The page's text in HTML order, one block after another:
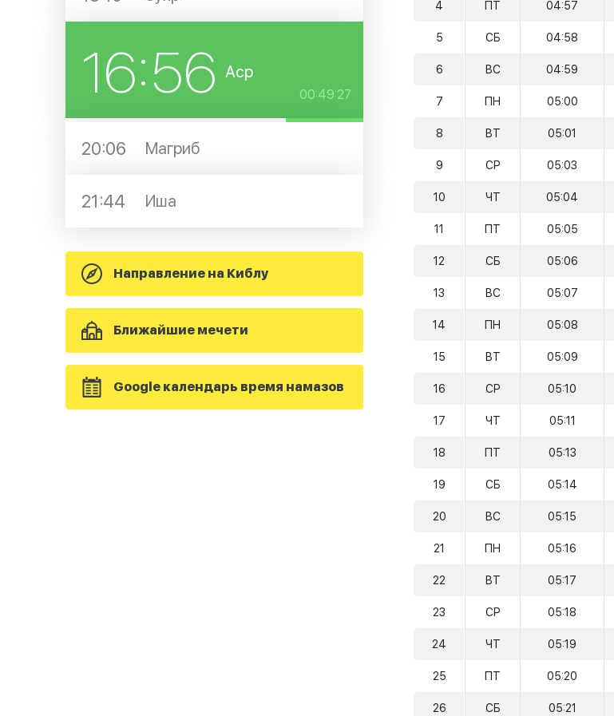
16:56 Аср
00:49:27
20:06 Магриб
21:44 Иша
Направление на Киблу
Ближайшие мечети
Google календарь время намазов
4 ПТ 04:57
5 СБ 04:58
6 ВС 04:59
7 ПН 05:00
8 ВТ 05:01
9 СР 05:03
10 ЧТ 05:04
11 ПТ 05:05
12 СБ 05:06
13 ВС 05:07
14 ПН 05:08
15 ВТ 05:09
16 СР 05:10
17 ЧТ 05:11
18 ПТ 05:13
19 СБ 05:14
20 ВС 05:15
21 ПН 05:16
22 ВТ 05:17
23 СР 05:18
24 ЧТ 05:19
25 ПТ 05:20
26 СБ 05:21